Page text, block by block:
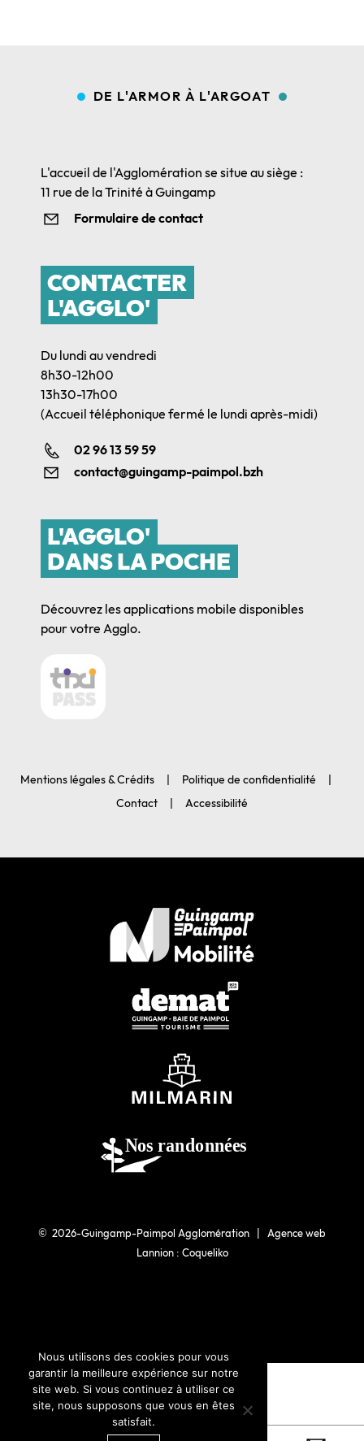
DE L'ARMOR À L'ARGOAT
L'accueil de l'Agglomération se situe au siège :
11 rue de la Trinité à Guingamp
Formulaire de contact
CONTACTER
L'AGGLO'
Du lundi au vendredi
8h30-12h00
13h30-17h00
(Accueil téléphonique fermé le lundi après-midi)
02 96 13 59 59
contact@guingamp-paimpol.bzh
L'AGGLO'
DANS LA POCHE
Découvrez les applications mobile disponibles
pour votre Agglo.
Mentions légales & Crédits
Politique de confidentialité
Contact
Accessibilité
© 2026-Guingamp-Paimpol Agglomération | Agence web
Lannion : Coqueliko
Nous utilisons des cookies pour vous
garantir la meilleure expérience sur notre
site web. Si vous continuez à utiliser ce
site, nous supposons que vous en êtes
satisfait.